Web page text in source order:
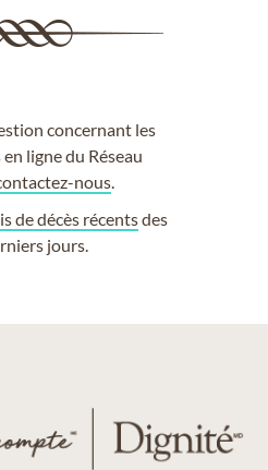
concernant les
en ligne du Réseau
nous
de décès récentsdes
jours.